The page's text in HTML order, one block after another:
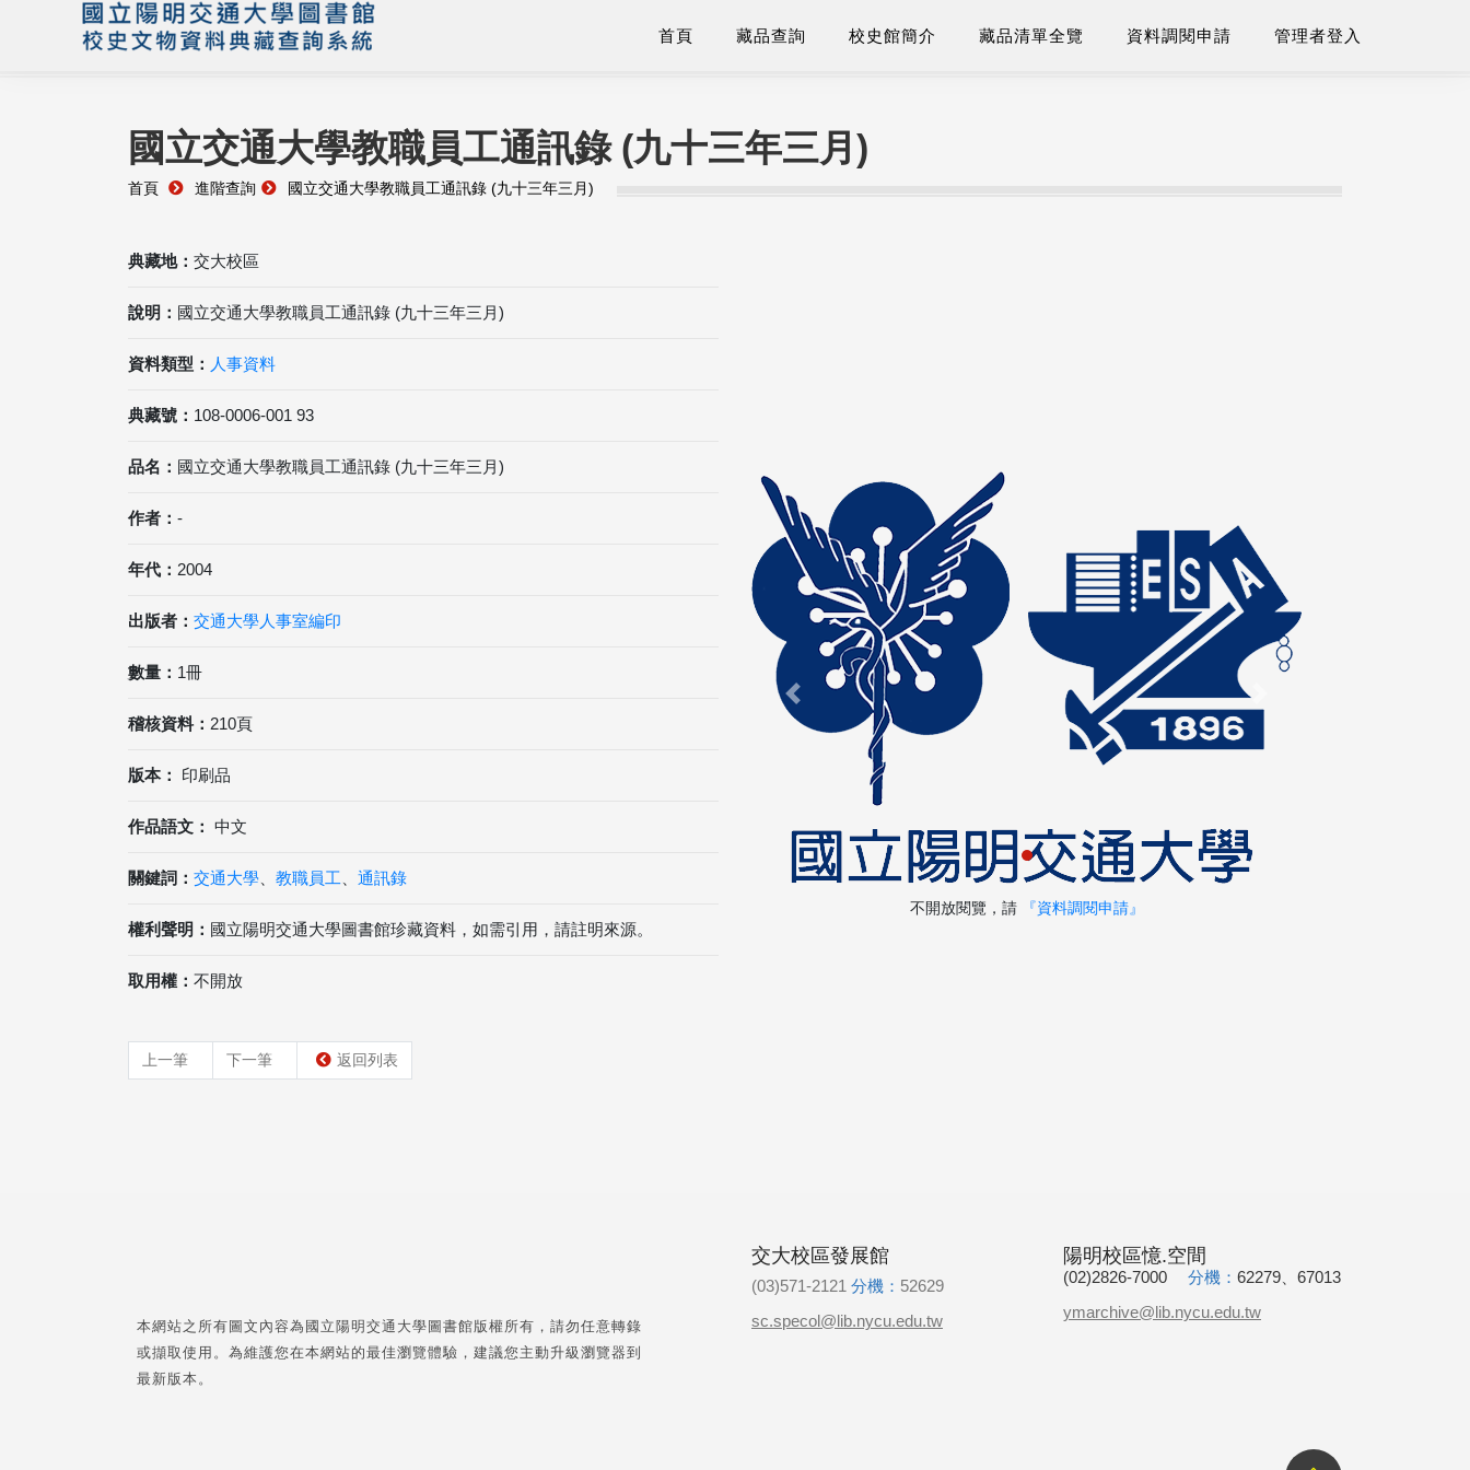
首頁 藏品查詢 校史館簡介 藏品清單全覽 資料調閱申請 管理者登入
國立交通大學教職員工通訊錄 (九十三年三月)
首頁 進階查詢 國立交通大學教職員工通訊錄 (九十三年三月)
典藏地： 交大校區
說明： 國立交通大學教職員工通訊錄 (九十三年三月)
資料類型： 人事資料
典藏號： 108-0006-001 93
品名： 國立交通大學教職員工通訊錄 (九十三年三月)
作者： -
年代： 2004
出版者： 交通大學人事室編印
數量： 1冊
稽核資料： 210頁
版本： 印刷品
作品語文： 中文
關鍵詞： 交通大學 教職員工 通訊錄
權利聲明： 國立陽明交通大學圖書館珍藏資料，如需引用，請註明來源。
取用權： 不開放
上一筆 下一筆 返回列表
Previous
不開放閱覽，請 『資料調閱申請』
本網站之所有圖文內容為國立陽明交通大學圖書館版權所有，請勿任意轉錄
或擷取使用。為維護您在本網站的最佳瀏覽體驗，建議您主動升級瀏覽器到
最新版本。
交大校區發展館
(03)571-2121 分機： 52629
sc.specol@lib.nycu.edu.tw
陽明校區憶.空間
(02)2826-7000 分機： 62279、67013
ymarchive@lib.nycu.edu.tw